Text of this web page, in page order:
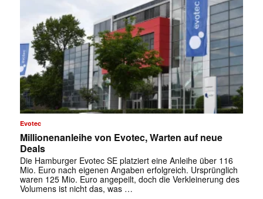
Evotec
Millionenanleihe von Evotec, Warten auf neue
Deals
Die Hamburger Evotec SE platziert eine Anleihe über 116
Mio. Euro nach eigenen Angaben erfolgreich. Ursprünglich
waren 125 Mio. Euro angepeilt, doch die Verkleinerung des
Volumens ist nicht das, was …